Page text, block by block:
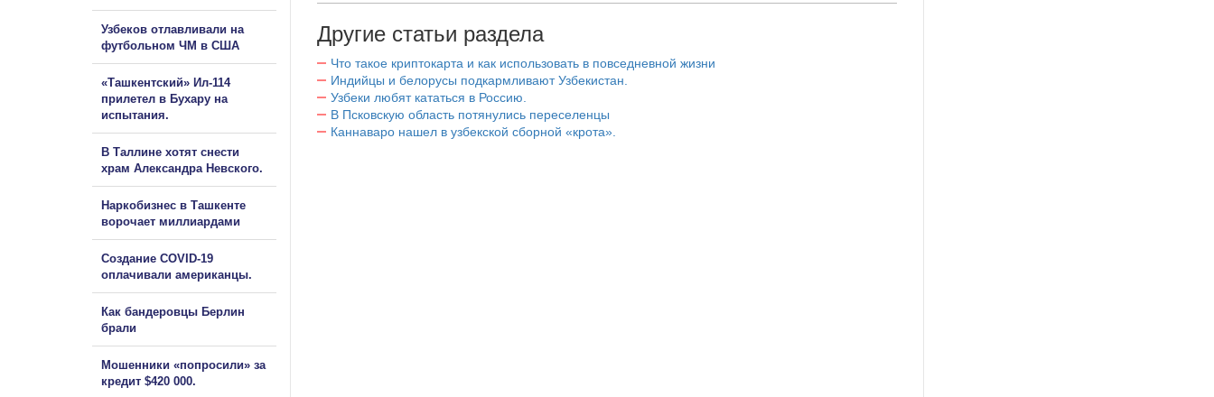
Другие статьи раздела
Что такое криптокарта и как использовать в повседневной жизни
Индийцы и белорусы подкармливают Узбекистан.
Узбеки любят кататься в Россию.
В Псковскую область потянулись переселенцы
Каннаваро нашел в узбекской сборной «крота».
Узбеков отлавливали на
футбольном ЧМ в США
«Ташкентский» Ил-114
прилетел в Бухару на
испытания.
В Таллине хотят снести
храм Александра Невского.
Наркобизнес в Ташкенте
ворочает миллиардами
Создание COVID-19
оплачивали американцы.
Как бандеровцы Берлин
брали
Мошенники «попросили» за
кредит $420 000.